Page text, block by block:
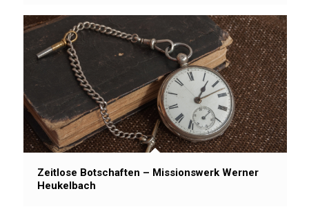
Zeitlose Botschaften – Missionswerk Werner
Heukelbach